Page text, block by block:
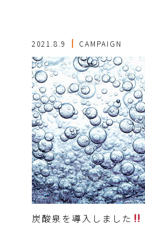
2021.8.9 CAMPAIGN
炭酸泉を導入しました